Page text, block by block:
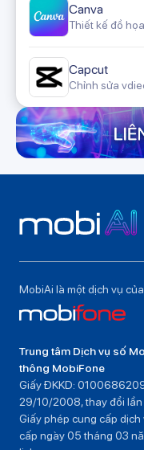
Canva
Thiết kế đồ họa
Capcut
MobiAi là một dịch vụ của
Trung tâm Dịch vụ số
thông MobiFone
Giấy ĐKKD:
29/10/2008, thay đổi
Giấy phép cung cấp dịch
cấp ngày 05 tháng 03